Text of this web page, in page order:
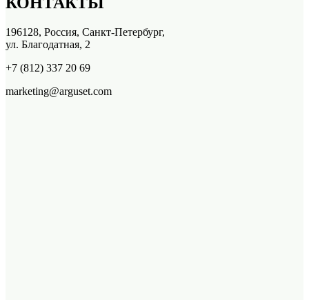
196128, Россия, Санкт-Петербург,
ул. Благодатная, 2
+7 (812) 337 20 69
marketing@arguset.com